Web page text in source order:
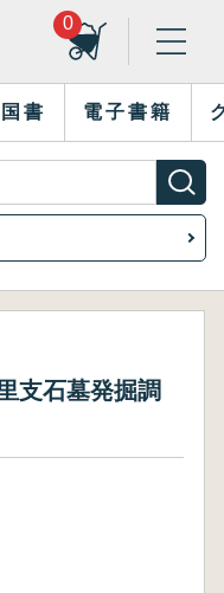
0
書 電子書籍
支石墓発掘調